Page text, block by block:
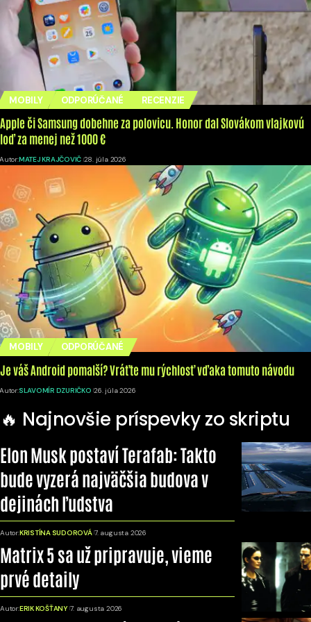
MOBILY ODPORÚČANÉ RECENZIE
Apple či Samsung dobehne za polovicu. Honor dal Slovákom vlajkovú
loď za menej než 1000 €
Autor:MATEJ KRAJČOVIČ 28. júla 2026
MOBILY ODPORÚČANÉ
Je váš Android pomalší? Vráťte mu rýchlosť vďaka tomuto návodu
Autor:SLAVOMÍR DZURIČKO 26. júla 2026
🔥 Najnovšie príspevky zo skriptu
Elon Musk postaví Terafab: Takto
bude vyzerá najväčšia budova v
dejinách ľudstva
Autor:KRISTÍNA SUDOROVÁ 7. augusta 2026
Matrix 5 sa už pripravuje, vieme
prvé detaily
Autor:ERIK KOŠŤANY 7. augusta 2026